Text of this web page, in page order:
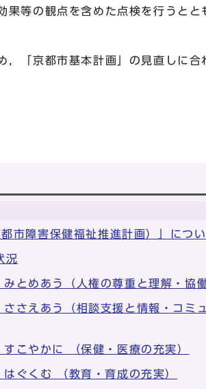
等の観点を含めた点検を行うとと
「京都市基本計画」の見直しに合
市障害保健福祉推進計画）」につ
況
めあう（人権の尊重と理解・協働
さえあう（相談支援と情報・コミ
こやかに （保健・医療の充実）
ぐくむ （教育・育成の充実）